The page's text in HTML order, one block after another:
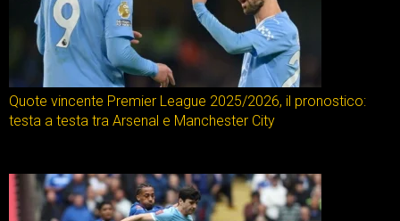
Quote vincente Premier League 2025/2026, il pronostico:
testa a testa tra Arsenal e Manchester City